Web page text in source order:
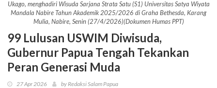
Ukago, menghadiri Wisuda Sarjana Strata Satu (S1) Universitas Satya Wiyata
Mandala Nabire Tahun Akademik 2025/2026 di Graha Bethesda, Karang
Mulia, Nabire, Senin (27/4/2026)(Dokumen Humas PPT)
99 Lulusan USWIM Diwisuda,
Gubernur Papua Tengah Tekankan
Peran Generasi Muda
27 Apr 2026 by Redaksi Salam Papua